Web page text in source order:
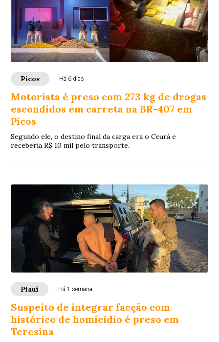
Picos Há 6 dias
Motorista é preso com 273 kg de drogas
escondidos em carreta na BR-407 em
Picos
Segundo ele, o destino final da carga era o Ceará e
receberia R$ 10 mil pelo transporte.
Piauí Há 1 semana
Suspeito de integrar facção com
histórico de homicídio é preso em
Teresina